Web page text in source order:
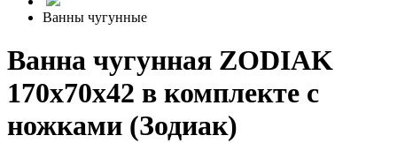
Ванны чугунные
Ванна чугунная ZODIAK
170x70х42 в комплекте с
ножками (Зодиак)